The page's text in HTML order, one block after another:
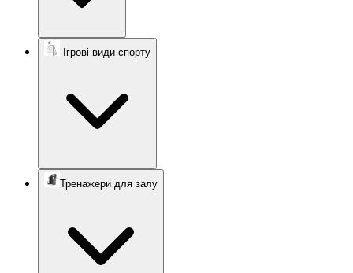
Ігрові види спорту
Тренажери для залу